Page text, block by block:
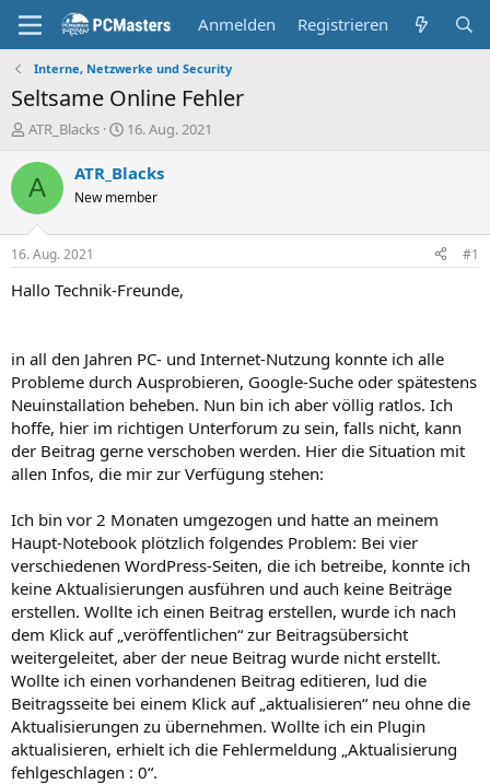
Anmelden Registrieren
Interne, Netzwerke und Security
Seltsame Online Fehler
E
s
t
e
r
ATR_Blacks
E
s
e
t
a
16. Aug. 2021
A ATR_Blacks
New member
16. Aug. 2021 #1
Hallo Technik-Freunde,
in all den Jahren PC- und Internet-Nutzung konnte ich alle
Probleme durch Ausprobieren, Google-Suche oder spätestens
Neuinstallation beheben. Nun bin ich aber völlig ratlos. Ich
hoffe, hier im richtigen Unterforum zu sein, falls nicht, kann
der Beitrag gerne verschoben werden. Hier die Situation mit
allen Infos, die mir zur Verfügung stehen:
Ich bin vor 2 Monaten umgezogen und hatte an meinem
Haupt-Notebook plötzlich folgendes Problem: Bei vier
verschiedenen WordPress-Seiten, die ich betreibe, konnte ich
keine Aktualisierungen ausführen und auch keine Beiträge
erstellen. Wollte ich einen Beitrag erstellen, wurde ich nach
dem Klick auf „veröffentlichen“ zur Beitragsübersicht
weitergeleitet, aber der neue Beitrag wurde nicht erstellt.
Wollte ich einen vorhandenen Beitrag editieren, lud die
Beitragsseite bei einem Klick auf „aktualisieren“ neu ohne die
Aktualisierungen zu übernehmen. Wollte ich ein Plugin
aktualisieren, erhielt ich die Fehlermeldung „Aktualisierung
fehlgeschlagen : 0“.